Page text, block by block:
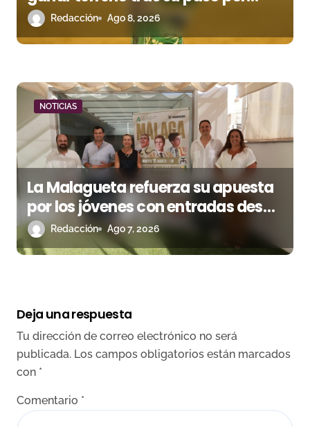
Madrid
Redacción Ago 8, 2026
NOTICIAS
La Malagueta refuerza su apuesta
por los jóvenes con entradas desde
un euro
Redacción Ago 7, 2026
Deja una respuesta
Tu dirección de correo electrónico no será
publicada. Los campos obligatorios están marcados
con *
Comentario *